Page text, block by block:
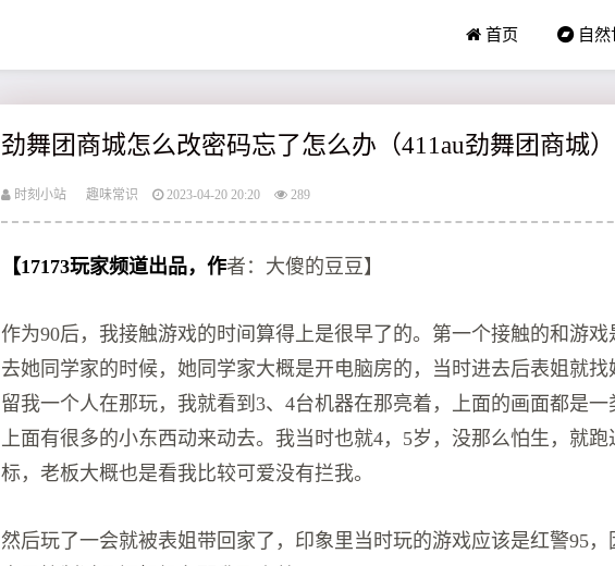
首页 自然
劲舞团商城怎么改密码忘了怎么办（411au劲舞团商城）
时刻小站 趣味常识 2023-04-20 20:20 289
【17173玩家频道出品，作者：大傻的豆豆】
作为90后，我接触游戏的时间算得上是很早了的。第一个接触的和游
去她同学家的时候，她同学家大概是开电脑房的，当时进去后表姐就找
留我一个人在那玩，我就看到3、4台机器在那亮着，上面的画面都是一
上面有很多的小东西动来动去。我当时也就4，5岁，没那么怕生，就
标，老板大概也是看我比较可爱没有拦我。
然后玩了一会就被表姐带回家了，印象里当时玩的游戏应该是红警95